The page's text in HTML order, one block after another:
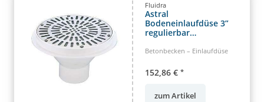
Fluidra
Astral
Bodeneinlaufdüse 3”
regulierbar
Rost aus Edelstahl V2A
Betonbecken – Einlaufdüse
152,86 € *
zum Artikel